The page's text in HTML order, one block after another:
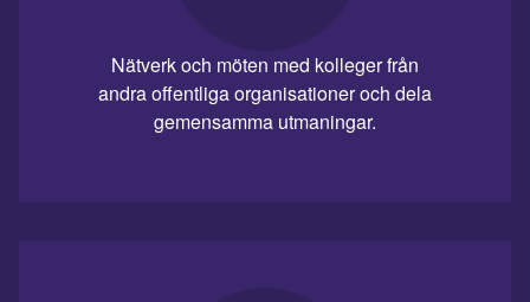
Nätverk och möten med kolleger från
andra offentliga organisationer och dela
gemensamma utmaningar.